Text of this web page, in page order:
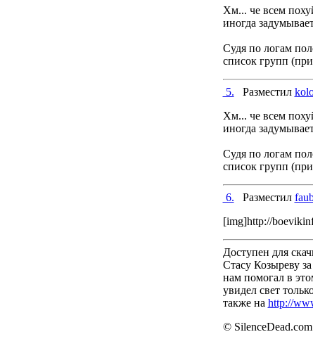
Хм... че всем
иногда
Судя по логам
список групп
5. Разместил
Хм... че всем
иногда
Судя по логам
список групп
6. Разместил
[img]http://
Доступен для
Стасу Козыреву
нам помогал в
увидел свет
также на http://
© SilenceDead.com